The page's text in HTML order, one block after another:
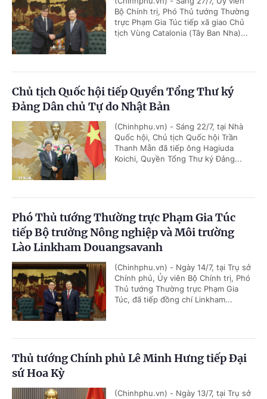
Bộ Chính trị, Phó Thủ tướng Thường
trực Phạm Gia Túc tiếp xã giao Chủ
tịch Vùng Catalonia (Tây Ban Nha)...
Chủ tịch Quốc hội tiếp Quyền Tổng Thư ký
Đảng Dân chủ Tự do Nhật Bản
(Chinhphu.vn) - Sáng 22/7, tại Nhà
Quốc hội, Chủ tịch Quốc hội Trần
Thanh Mẫn đã tiếp ông Hagiuda
Koichi, Quyền Tổng Thư ký Đảng...
Phó Thủ tướng Thường trực Phạm Gia Túc
tiếp Bộ trưởng Nông nghiệp và Môi trường
Lào Linkham Douangsavanh
(Chinhphu.vn) - Ngày 14/7, tại Trụ sở
Chính phủ, Ủy viên Bộ Chính trị, Phó
Thủ tướng Thường trực Phạm Gia
Túc, đã tiếp đồng chí Linkham...
Thủ tướng Chính phủ Lê Minh Hưng tiếp Đại
sứ Hoa Kỳ
(Chinhphu.vn) - Ngày 13/7, tại Trụ sở